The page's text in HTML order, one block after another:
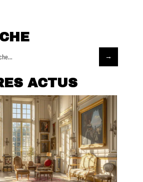
ACTUS